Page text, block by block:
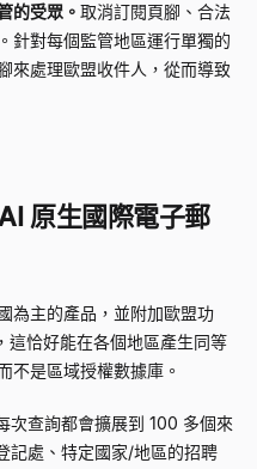
的受眾。 取消訂閱頁腳、合法
針對每個監管地區運行單獨的
來處理歐盟收件人，從而導致
原生國際電子郵
為主的產品，並附加歐盟功
這恰好能在各個地區產生同等
不是區域授權數據庫。
次查詢都會擴展到 100 多個來
記處、特定國家/地區的招聘